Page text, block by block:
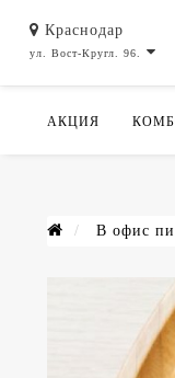
Краснодар
ул. Вост-Кругл. 96.
АКЦИЯ
В офис